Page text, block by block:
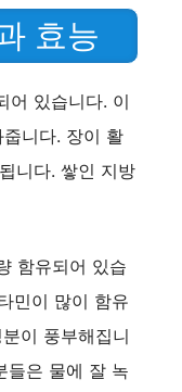
효능
어 있습니다. 이
니다. 장이 활
니다. 쌓인 지방
함유되어 있습
민이 많이 함유
이 풍부해집니
들은 물에 잘 녹